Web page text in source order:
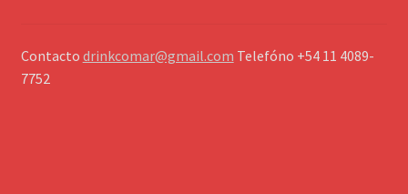
Contacto drinkcomar@gmail.com Telefóno +54 11 4089-
7752